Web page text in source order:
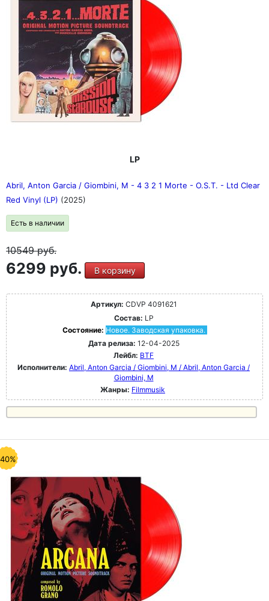
LP
Abril, Anton Garcia / Giombini, M - 4 3 2 1 Morte - O.S.T. - Ltd Clear
Red Vinyl (LP) (2025)
Есть в наличии
10549руб.
6299 руб. В корзину
Артикул: CDVP 4091621
Состав: LP
Состояние: Новое. Заводская упаковка.
Дата релиза: 12-04-2025
Лейбл: BTF
Исполнители: Abril, Anton Garcia / Giombini, M / Abril, Anton Garcia /
Giombini, M
Жанры: Filmmusik